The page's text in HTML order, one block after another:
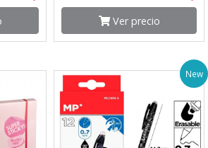
Ver precio
New